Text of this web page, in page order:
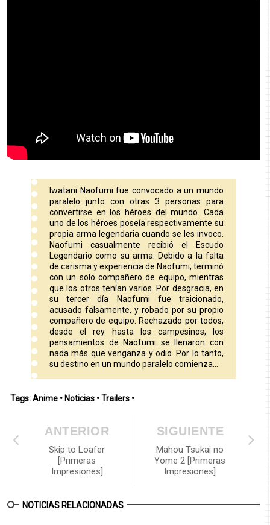
Iwatani Naofumi fue convocado a un mundo
paralelo junto con otras 3 personas para
convertirse en los héroes del mundo. Cada
uno de los héroes poseía respectivamente su
propia arma legendaria cuando se les invoco.
Naofumi casualmente recibió el Escudo
Legendario como su arma. Debido a la falta
de carisma y experiencia de Naofumi, terminó
con un solo compañero de equipo, mientras
que los otros tenían varios. Por desgracia, en
su tercer día Naofumi fue traicionado,
acusado falsamente, y robado por su propio
compañero de equipo. Rechazado por todos,
desde el rey hasta los campesinos, los
pensamientos de Naofumi se llenaron con
nada más que venganza y odio. Por lo tanto,
su destino en un mundo paralelo comienza…
Tags:Anime • Noticias •Trailers •
SIGUIENTE
Mahou Tsukai no
Yome 2 [Primeras
Impresiones]
ANTERIOR
Skip to Loafer
[Primeras
Impresiones]
NOTICIAS RELACIONADAS